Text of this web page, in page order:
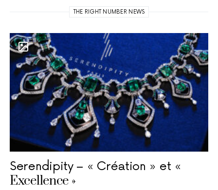
THE RIGHT NUMBER NEWS
Serendipity – « Création » et «
Excellence »